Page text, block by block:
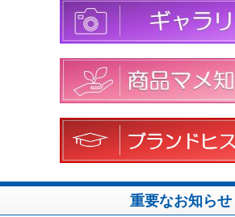
重要なお知らせ